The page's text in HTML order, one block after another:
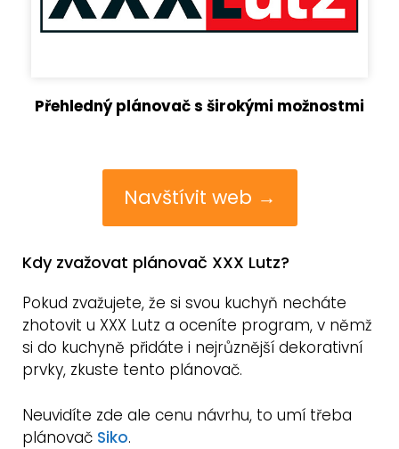
Přehledný plánovač s širokými možnostmi
Navštívit web →
Kdy zvažovat plánovač XXX Lutz?
Pokud zvažujete, že si svou kuchyň necháte
zhotovit u XXX Lutz a oceníte program, v němž
si do kuchyně přidáte i nejrůznější dekorativní
prvky, zkuste tento plánovač.
Neuvidíte zde ale cenu návrhu, to umí třeba
plánovač Siko.